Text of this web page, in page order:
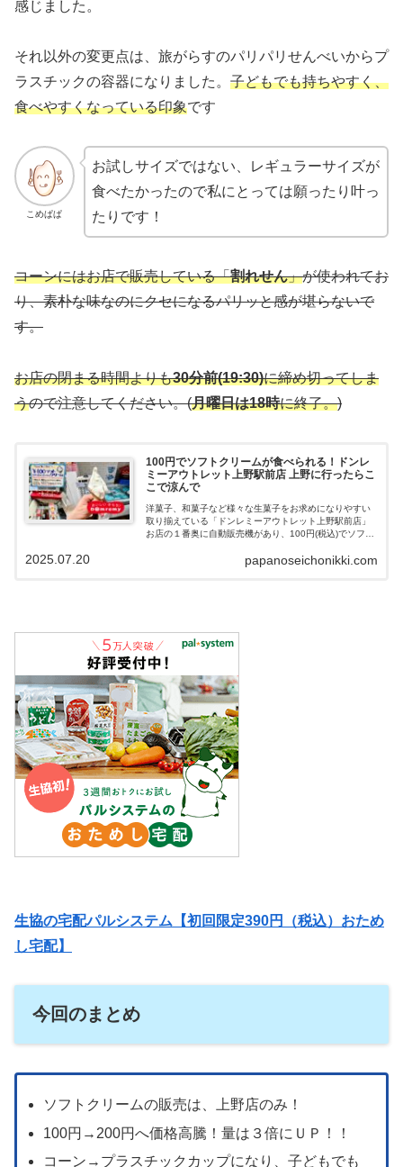
感じました。
それ以外の変更点は、旅がらすのパリパリせんべいからプ
ラスチックの容器になりました。 子どもでも持ちやすく、
食べやすくなっている印象です
こめぱぱ
お試しサイズではない、レギュラーサイズが
食べたかったので私にとっては願ったり叶っ
たりです！
コーンにはお店で販売している「割れせん」が使われてお
り、素朴な味なのにクセになるパリッと感が堪らないで
す。
お店の閉まる時間よりも30分前(19:30)に締め切ってしま
うので注意してください。(月曜日は18時に終了。)
100円でソフトクリームが食べられる！ドンレ
ミーアウトレット上野駅前店 上野に行ったらこ
こで涼んで
洋菓子、和菓子など様々な生菓子をお求めになりやすい
取り揃えている「ドンレミーアウトレット上野駅前店」
お店の１番奥に自動販売機があり、100円(税込)でソフト
感が濃厚でクオリティーの高いソフトクリームを楽しむ
papanoseichonikki.com
2025.07.20
生協の宅配パルシステム【初回限定390円（税込）おため
し宅配】
今回のまとめ
ソフトクリームの販売は、上野店のみ！
100円→200円へ価格高騰！量は３倍にＵＰ！！
コーン→プラスチックカップになり、子どもでも